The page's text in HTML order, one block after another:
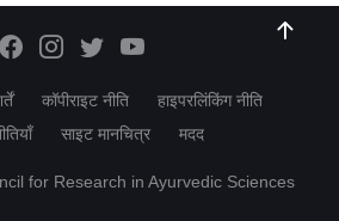
कॉपीराइट नीति
हाइपरलिंकिंग नीति
साइट मानचित्र मदद
for Research in Ayurvedic Sciences